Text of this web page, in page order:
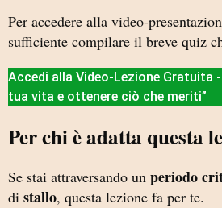
Per accedere alla video-
sufficiente compilare il breve quiz
Accedi alla Video-Lezione Gratuita
tua vita e ottenere ciò che meriti”
Per chi è adatta questa
Se stai attraversando un periodo
di stallo, questa lezione fa per te.